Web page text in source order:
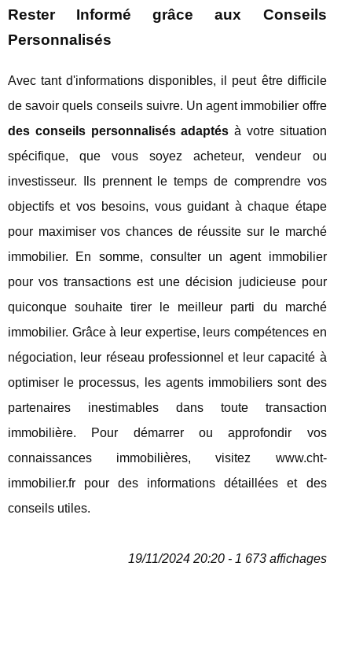
Rester Informé grâce aux Conseils
Personnalisés
Avec tant d'informations disponibles, il peut être difficile
de savoir quels conseils suivre. Un agent immobilier offre
des conseils personnalisés adaptés à votre situation
spécifique, que vous soyez acheteur, vendeur ou
investisseur. Ils prennent le temps de comprendre vos
objectifs et vos besoins, vous guidant à chaque étape
pour maximiser vos chances de réussite sur le marché
immobilier. En somme, consulter un agent immobilier
pour vos transactions est une décision judicieuse pour
quiconque souhaite tirer le meilleur parti du marché
immobilier. Grâce à leur expertise, leurs compétences en
négociation, leur réseau professionnel et leur capacité à
optimiser le processus, les agents immobiliers sont des
partenaires inestimables dans toute transaction
immobilière. Pour démarrer ou approfondir vos
connaissances immobilières, visitez www.cht-
immobilier.fr pour des informations détaillées et des
conseils utiles.
19/11/2024 20:20 - 1 673 affichages